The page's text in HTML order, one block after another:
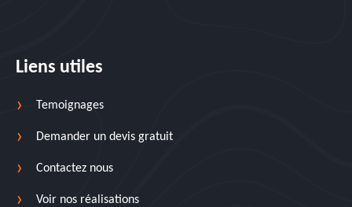
Liens utiles
Temoignages
Demander un devis gratuit
Contactez nous
Voir nos réalisations